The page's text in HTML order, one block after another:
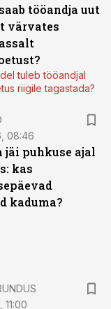
tööandja uut
värvates
tuleb tööandjal
riigile tagastada?
08:46
jäi puhkuse ajal
kas
kaduma?
11:00